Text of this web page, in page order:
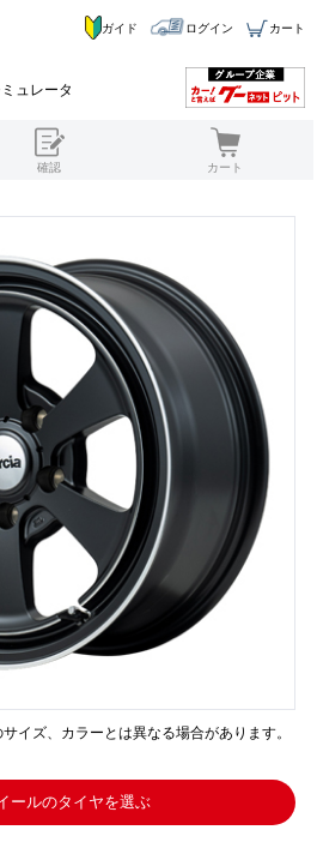
ュレータ
ガイド ログイン カート
確認 カート
イズ、カラーとは異なる場合があります。
ールのタイヤを選ぶ